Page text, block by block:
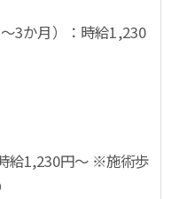
3か月）：時給1,230
給1,230円～ ※施術歩